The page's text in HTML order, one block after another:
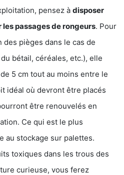
pensez à disposer
passages de rongeurs. Pour
pièges dans le cas de
bétail, céréales, etc.), elle
5 cm tout au moins entre le
idéal où devront être placés
être renouvelés en
Ce qui est le plus
au stockage sur palettes.
toxiques dans les trous des
curieuse, vous ferez